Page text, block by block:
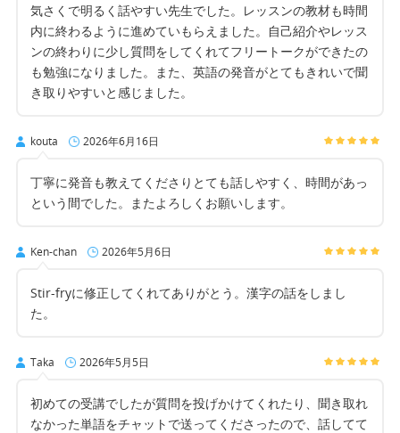
気さくで明るく話やすい先生でした。レッスンの教材も時間
内に終わるように進めていもらえました。自己紹介やレッス
ンの終わりに少し質問をしてくれてフリートークができたの
も勉強になりました。また、英語の発音がとてもきれいで聞
き取りやすいと感じました。
kouta 2026年6月16日
丁寧に発音も教えてくださりとても話しやすく、時間があっ
という間でした。またよろしくお願いします。
Ken-chan 2026年5月6日
Stir-fryに修正してくれてありがとう。漢字の話をしまし
た。
Taka 2026年5月5日
初めての受講でしたが質問を投げかけてくれたり、聞き取れ
なかった単語をチャットで送ってくださったので、話してて